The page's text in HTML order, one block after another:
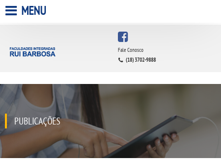
QUEM SOMOS
INFRAESTRUTURA
MENU
Fale Conosco
(18) 3702-9888
PUBLICAÇÕES